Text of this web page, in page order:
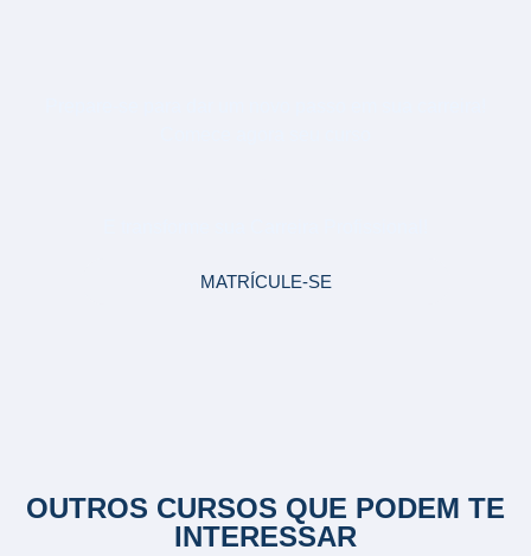
MATRÍCULE-SE
OUTROS CURSOS QUE PODEM TE
INTERESSAR